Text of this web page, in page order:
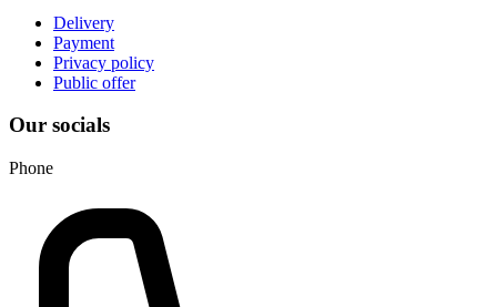
Delivery
Payment
Privacy policy
Public offer
Our socials
Phone